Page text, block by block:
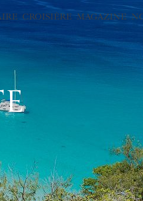
CROISIÈRE MAGAZINE